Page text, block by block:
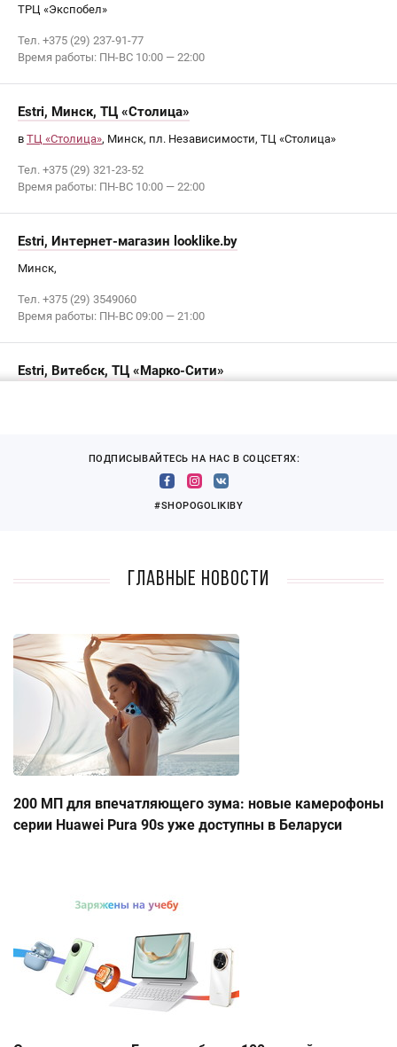
ТРЦ «Экспобел»
Тел. +375 (29) 237-91-77
Время работы: ПН-ВС 10:00 — 22:00
Estri, Минск, ТЦ «Столица»
в ТЦ «Столица», Минск, пл. Независимости, ТЦ «Столица»
Тел. +375 (29) 321-23-52
Время работы: ПН-ВС 10:00 — 22:00
Estri, Интернет-магазин looklike.by
Минск,
Тел. +375 (29) 3549060
Время работы: ПН-ВС 09:00 — 21:00
Estri, Витебск, ТЦ «Марко-Сити»
ПОДПИСЫВАЙТЕСЬ НА НАС В СОЦСЕТЯХ:
#SHOPOGOLIKIBY
Главные новости
200 МП для впечатляющего зума: новые камерофоны
серии Huawei Pura 90s уже доступны в Беларуси